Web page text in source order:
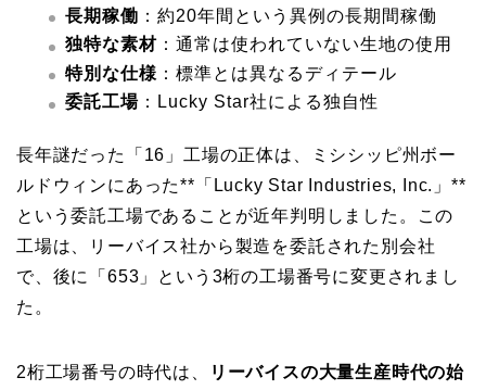
長期稼働 ：約20年間という異例の長期間稼働
独特な素材 ：通常は使われていない生地の使用
特別な仕様 ：標準とは異なるディテール
委託工場 ：Lucky Star社による独自性
長年謎だった「16」工場の正体は、ミシシッピ州ボー
ルドウィンにあった**「Lucky Star Industries, Inc.」**
という委託工場であることが近年判明しました。この
工場は、リーバイス社から製造を委託された別会社
で、後に「653」という3桁の工場番号に変更されまし
た。
2桁工場番号の時代は、
リーバイスの大量生産時代の始